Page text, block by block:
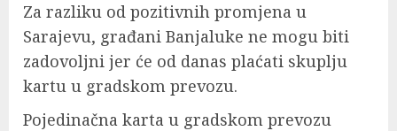
Za razliku od pozitivnih promjena u
Sarajevu, građani Banjaluke ne mogu biti
zadovoljni jer će od danas plaćati skuplju
kartu u gradskom prevozu.
Pojedinačna karta u gradskom prevozu